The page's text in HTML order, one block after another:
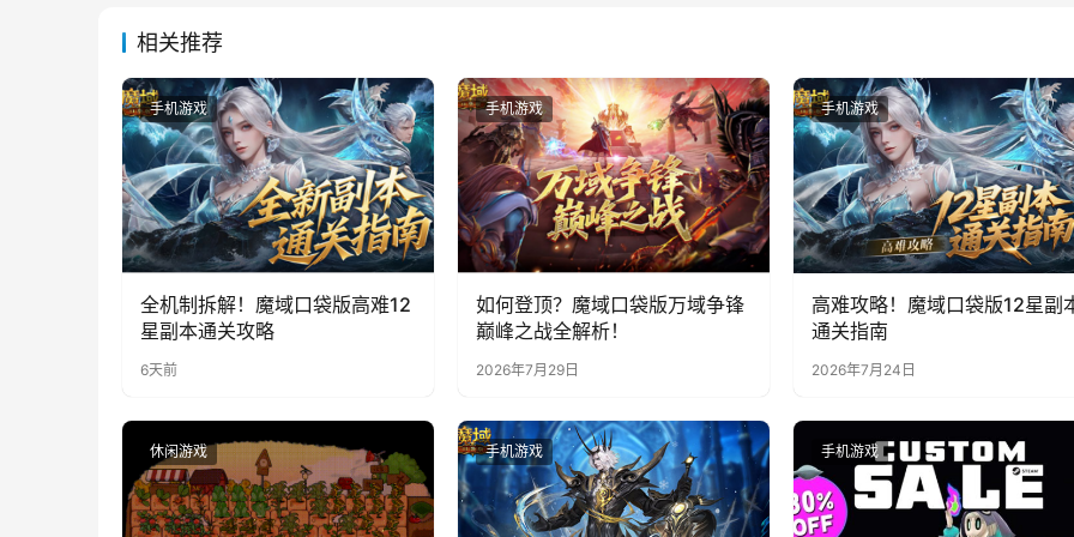
相关推荐
手机游戏
全机制拆解！魔域口袋版高难12
星副本通关攻略
6天前
手机游戏
如何登顶？魔域口袋版万域争锋
巅峰之战全解析！
2026年7月29日
手机游戏
高难攻略！魔域口袋版12星副
通关指南
2026年7月24日
休闲游戏 手机游戏 手机游戏